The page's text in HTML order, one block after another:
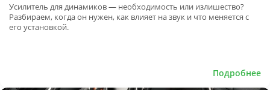
Усилитель для динамиков — необходимость или излишество?
Разбираем, когда он нужен, как влияет на звук и что меняется с
его установкой.
Подробнее